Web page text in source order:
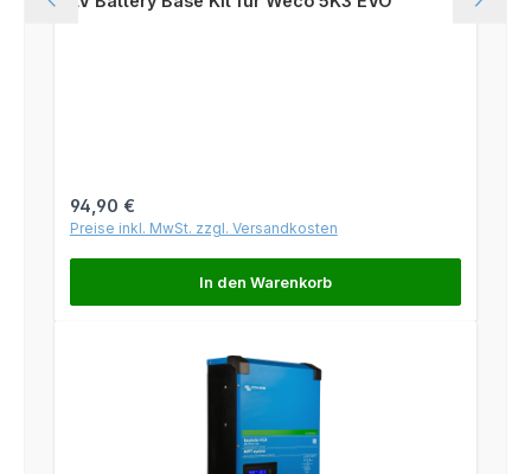
Regulärer Preis:
94,90 €
Preise inkl. MwSt. zzgl. Versandkosten
In den Warenkorb